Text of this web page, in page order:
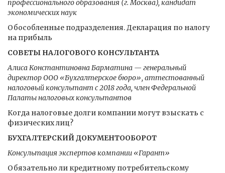
профессионального образования (г. Москва), кандидат
экономических наук
Обособленные подразделения. Декларация по налогу
на прибыль
СОВЕТЫ НАЛОГОВОГО КОНСУЛЬТАНТА
Алиса Константиновна Барматина — генеральный
директор ООО «Бухгалтерское бюро», аттестованный
налоговый консультант с 2018 года, член Федеральной
Палаты налоговых консультантов
Когда налоговые долги компании могут взыскать с
физических лиц?
БУХГАЛТЕРСКИЙ ДОКУМЕНТООБОРОТ
Консультация экспертов компании «Гарант»
Обязательно ли кредитному потребительскому